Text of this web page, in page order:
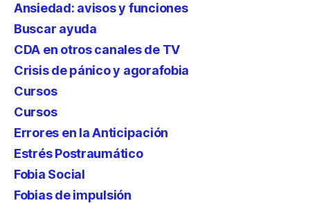
Ansiedad: avisos y funciones
Buscar ayuda
CDA en otros canales de TV
Crisis de pánico y agorafobia
Cursos
Cursos
Errores en la Anticipación
Estrés Postraumático
Fobia Social
Fobias de impulsión